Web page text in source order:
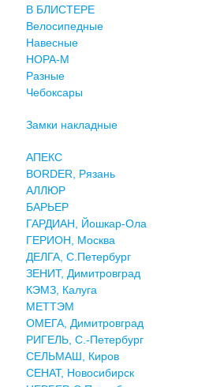
В БЛИСТЕРЕ
Велосипедные
Навесные
НОРА-М
Разные
Чебоксары
Замки накладные
АПЕКС
BORDER, Рязань
АЛЛЮР
БАРЬЕР
ГАРДИАН, Йошкар-Ола
ГЕРИОН, Москва
ДЕЛГА, С.Петербург
ЗЕНИТ, Димитровград
КЭМЗ, Калуга
МЕТТЭМ
ОМЕГА, Димитровград
РИГЕЛЬ, С.-Петербург
СЕЛЬМАШ, Киров
СЕНАТ, Новосибирск